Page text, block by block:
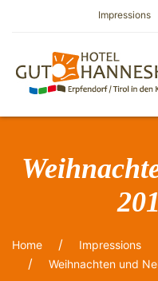
Impressions
Home
Impressions
Weihnachten und